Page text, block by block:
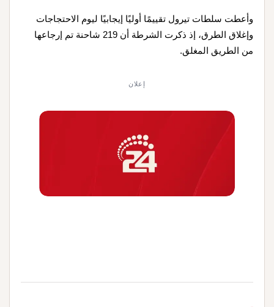
وأعطت سلطات تيرول تقييمًا أوليًا إيجابيًا ليوم الاحتجاجات
وإغلاق الطرق، إذ ذكرت الشرطة أن 219 شاحنة تم إرجاعها
من الطريق المغلق.
إعلان